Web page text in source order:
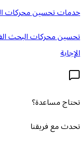
خدمات تحسين محركات
تحسين محركات البحث
الإجابة
تحتاج مساعدة؟
تحدث مع فريقنا